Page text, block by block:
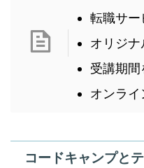
転職サー
オリジ
受講期間
オンライ
コードキャンプと